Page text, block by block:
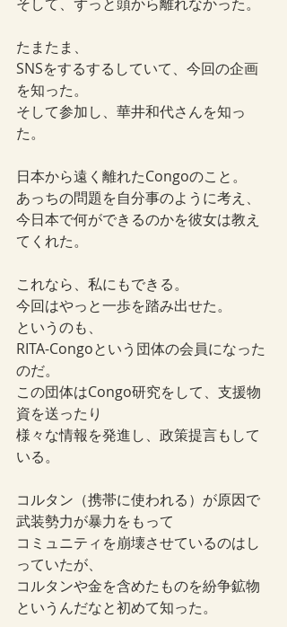
たまたま、
SNSをするするしていて、今回の企画
を知った。
そして参加し、華井和代さんを知っ
た。
日本から遠く離れたCongoのこと。
あっちの問題を自分事のように考え、
今日本で何ができるのかを彼女は教え
てくれた。
これなら、私にもできる。
今回はやっと一歩を踏み出せた。
というのも、
RITA-Congoという団体の会員になった
のだ。
この団体はCongo研究をして、支援物
資を送ったり
様々な情報を発進し、政策提言もして
いる。
コルタン（携帯に使われる）が原因で
武装勢力が暴力をもって
コミュニティを崩壊させているのはし
っていたが、
コルタンや金を含めたものを紛争鉱物
というんだなと初めて知った。